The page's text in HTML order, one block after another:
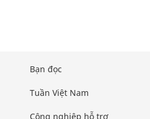
Bạn đọc
Tuần Việt Nam
Công nghiệp hỗ trợ